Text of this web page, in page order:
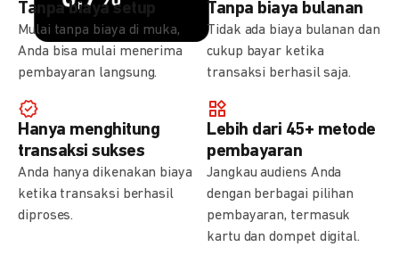
Tanpa biaya setup
Mulai tanpa biaya di muka,
Anda bisa mulai menerima
pembayaran langsung.
Tanpa biaya bulanan
Tidak ada biaya bulanan dan
cukup bayar ketika
transaksi berhasil saja.
Hanya menghitung
transaksi sukses
Anda hanya dikenakan biaya
ketika transaksi berhasil
diproses.
Lebih dari 45+ metode
pembayaran
Jangkau audiens Anda
dengan berbagai pilihan
pembayaran, termasuk
kartu dan dompet digital.